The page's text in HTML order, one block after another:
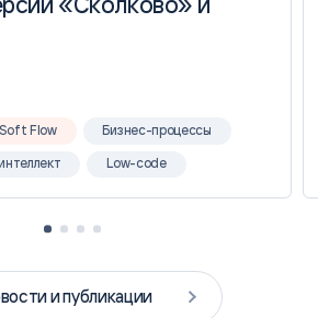
Flow Бизнес-процессы
Low-code
и публикации